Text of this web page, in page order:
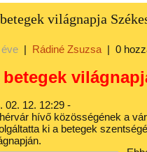
világnapja
éve | Rádiné Zsuzsa | 0
betegek
02. 12. 12:29 -
hívő közösségének a
ki a betegek